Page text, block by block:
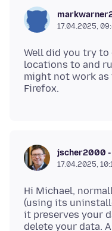
17.04.2025,
Well did you try
locations to and
might not work
jscher2000 -
17.04.2025,
Hi Michael,
(using its
it preserves your
delete your data.